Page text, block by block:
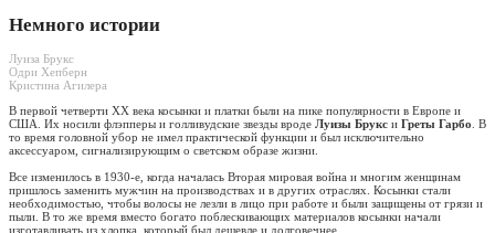
Немного истории
Луиза Брукс
Одри Хепберн
Кристина Агилера
В первой четверти XX века косынки и платки были на пике популярности в Европе и
США. Их носили флэпперы и голливудские звезды вроде Луизы Брукс и Греты Гарбо. В
то время головной убор не имел практической функции и был исключительно
аксессуаром, сигнализирующим о светском образе жизни.
Все изменилось в 1930-е, когда началась Вторая мировая война и многим женщинам
пришлось заменить мужчин на производствах и в других отраслях. Косынки стали
необходимостью, чтобы волосы не лезли в лицо при работе и были защищены от грязи и
пыли. В то же время вместо богато поблескивающих материалов косынки начали
изготавливать из хлопка, который был дешевле и долговечнее.